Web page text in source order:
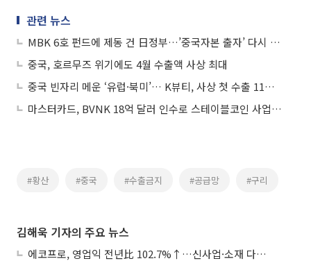
관련 뉴스
MBK 6호 펀드에 제동 건 日정부…’중국자본 출자’ 다시 회자
중국, 호르무즈 위기에도 4월 수출액 사상 최대
중국 빈자리 메운 ‘유럽·북미’… K뷰티, 사상 첫 수출 11억달러 고지 밟았다
마스터카드, BVNK 18억 달러 인수로 스테이블코인 사업 본격 확장
#황산 #중국 #수출금지 #공급망 #구리
김해욱 기자의 주요 뉴스
에코프로, 영업익 전년比 102.7%↑…신사업·소재 다각화 박차